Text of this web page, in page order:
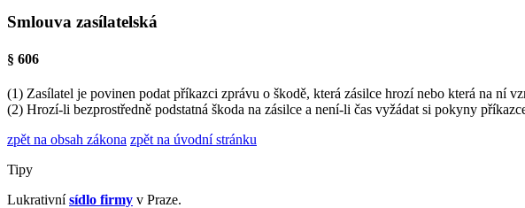
Smlouva zasílatelská
§ 606
(1) Zasílatel je povinen podat příkazci zprávu o škodě, která zásilce hrozí nebo která na
(2) Hrozí-li bezprostředně podstatná škoda na zásilce a není-li čas vyžádat si pokyny
zpět na obsah zákona zpět na úvodní stránku
Tipy
Lukrativnísídlo firmy v Praze.